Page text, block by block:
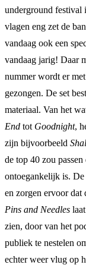
underground festival
vlagen eng zet de
vandaag ook een
vandaag jarig! Daar
nummer wordt er
gezongen. De set
materiaal. Van het
End tot Goodnight,
zijn bijvoorbeeld
de top 40 zou
ontoegankelijk is. De
en zorgen ervoor
Pins and Needles
zien, door van het
publiek te nestelen
echter weer vlug op